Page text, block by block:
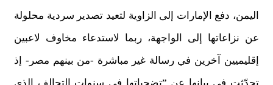
اليمن، دفع الإمارات إلى الزاوية لتعيد تصدير سردية محلولة
عن نزاعاتها إلى الواجهة، ربما لاستدعاء مخاوف لاعبين
إقليميين آخرين في رسالة غير مباشرة -من بينهم مصر- إذ